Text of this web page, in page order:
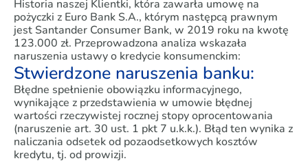
Historia naszej Klientki, która zawarła umowę na
pożyczki z Euro Bank S.A., którym następcą prawnym
jest Santander Consumer Bank, w 2019 roku na kwotę
123.000 zł. Przeprowadzona analiza wskazała
naruszenia ustawy o kredycie konsumenckim:
Stwierdzone naruszenia banku:
Błędne spełnienie obowiązku informacyjnego,
wynikające z przedstawienia w umowie błędnej
wartości rzeczywistej rocznej stopy oprocentowania
(naruszenie art. 30 ust. 1 pkt 7 u.k.k.). Błąd ten wynika z
naliczania odsetek od pozaodsetkowych kosztów
kredytu, tj. od prowizji.